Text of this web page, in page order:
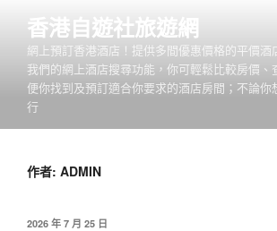
香港自遊社旅遊網
網上預訂香港酒店！提供多間優惠價格的平價酒
我們的網上酒店搜尋功能，你可輕鬆比較房價、
便你找到及預訂適合你要求的酒店房間；不論你
行
作者: ADMIN
發
2026 年 7 月 25 日